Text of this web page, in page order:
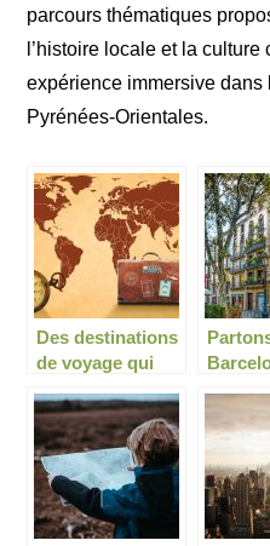
parcours thématiques
l’histoire locale et la
expérience immersive dans
Pyrénées-Orientales.
Des destinations
de voyage qui
sûr